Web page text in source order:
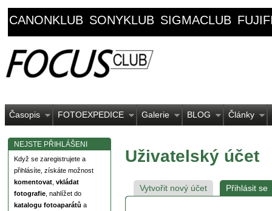
CANONKLUB SONYKLUB SIGMACLUB
Časopis FOTOEXPEDICE Galerie BLOG Články
NEJSTE PŘIHLÁŠENI
Když se zaregistrujete a
přihlásíte, získáte možnost
komentovat vkládat
fotografie , nahlížet do
katalogu fotoaparátů a
Uživatelský účet
Vytvořit nový účet Přihlásit se